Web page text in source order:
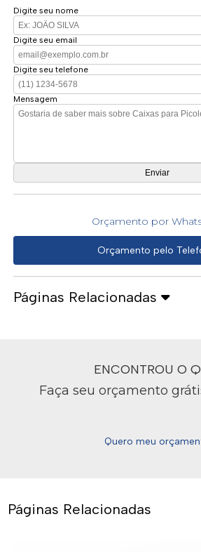
Digite seu nome
Digite seu email
Digite seu telefone
Mensagem
Orçamento por
Orçamento pelo
Páginas Relacionadas
ENCONTROU O
Faça seu orçamento
Quero meu
Páginas Relacionadas